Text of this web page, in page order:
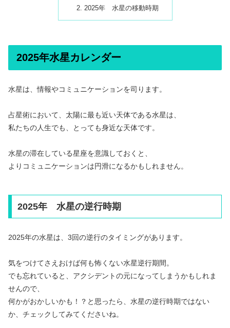
2025年 水星の移動時期
2025年水星カレンダー
水星は、情報やコミュニケーションを司ります。
占星術において、太陽に最も近い天体である水星は、
私たちの人生でも、とっても身近な天体です。
水星の滞在している星座を意識しておくと、
よりコミュニケーションは円滑になるかもしれません。
2025年 水星の逆行時期
2025年の水星は、3回の逆行のタイミングがあります。
気をつけてさえおけば何も怖くない水星逆行期間。
でも忘れていると、アクシデントの元になってしまうかもしれま
せんので、
何かがおかしいかも！？と思ったら、水星の逆行時期ではない
か、チェックしてみてくださいね。